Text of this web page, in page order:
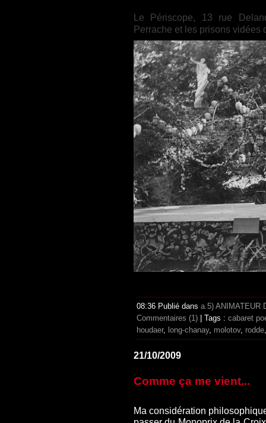
Le Périscope, 13 rue
Perrache et les prisons vidées
08:36 Publié dans a.5) ANIMATEUR
Commentaires (1) | Tags : cabaret
houdaer, long-chanay, molotov, rodde
21/10/2009
Comme ça me vient...
Ma considération